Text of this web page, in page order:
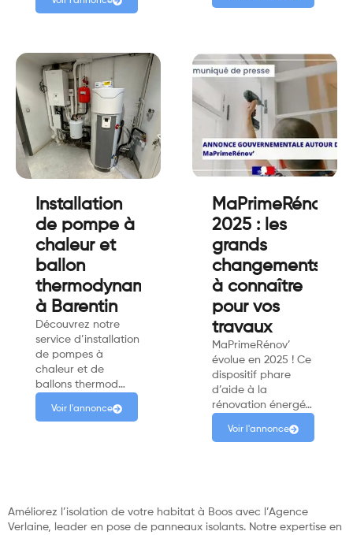
Installation
de pompe à
chaleur et
ballon
thermodynamique
à Barentin
Découvrez notre
service d’installation
de pompes à
chaleur et de
ballons thermod…
Voir l'annonce
MaPrimeRénov’
2025 : les
grands
changements
à connaître
pour vos
travaux
MaPrimeRénov’
évolue en 2025 ! Ce
dispositif phare
d’aide à la
rénovation énergé…
Voir l'annonce
Améliorez l’isolation de votre habitat à Boos avec l’Agence
Verlaine, leader en pose de panneaux isolants. Notre expertise en